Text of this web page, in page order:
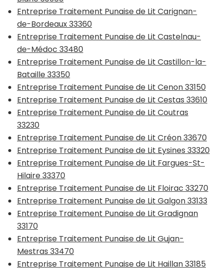
Entreprise Traitement Punaise de Lit Carignan-
de-Bordeaux 33360
Entreprise Traitement Punaise de Lit Castelnau-
de-Médoc 33480
Entreprise Traitement Punaise de Lit Castillon-la-
Bataille 33350
Entreprise Traitement Punaise de Lit Cenon 33150
Entreprise Traitement Punaise de Lit Cestas 33610
Entreprise Traitement Punaise de Lit Coutras
33230
Entreprise Traitement Punaise de Lit Créon 33670
Entreprise Traitement Punaise de Lit Eysines 33320
Entreprise Traitement Punaise de Lit Fargues-St-
Hilaire 33370
Entreprise Traitement Punaise de Lit Floirac 33270
Entreprise Traitement Punaise de Lit Galgon 33133
Entreprise Traitement Punaise de Lit Gradignan
33170
Entreprise Traitement Punaise de Lit Gujan-
Mestras 33470
Entreprise Traitement Punaise de Lit Haillan 33185